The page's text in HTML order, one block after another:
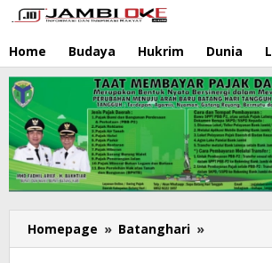
Lewati
ke
konten
Home Budaya Hukrim Dunia
Homepage » Batanghari »
BPN